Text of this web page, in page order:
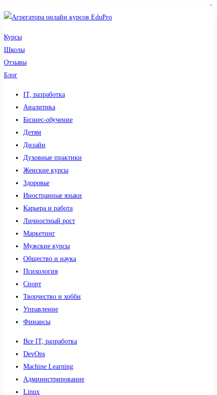
Курсы
Школы
Отзывы
Блог
IT, разработка
Аналитика
Бизнес-обучение
Детям
Дизайн
Духовные практики
Женские курсы
Здоровье
Иностранные языки
Карьера и работа
Личностный рост
Маркетинг
Мужские курсы
Общество и наука
Психология
Спорт
Творчество и хобби
Управление
Финансы
Все IT, разработка
DevOps
Machine Learning
Администрирование
Linux